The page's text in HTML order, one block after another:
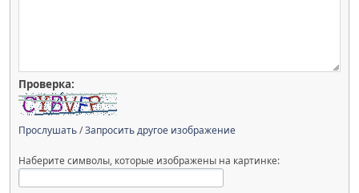
Проверка:
Прослушать/Запросить другое изображение
Наберите символы, которые изображены на картинке: